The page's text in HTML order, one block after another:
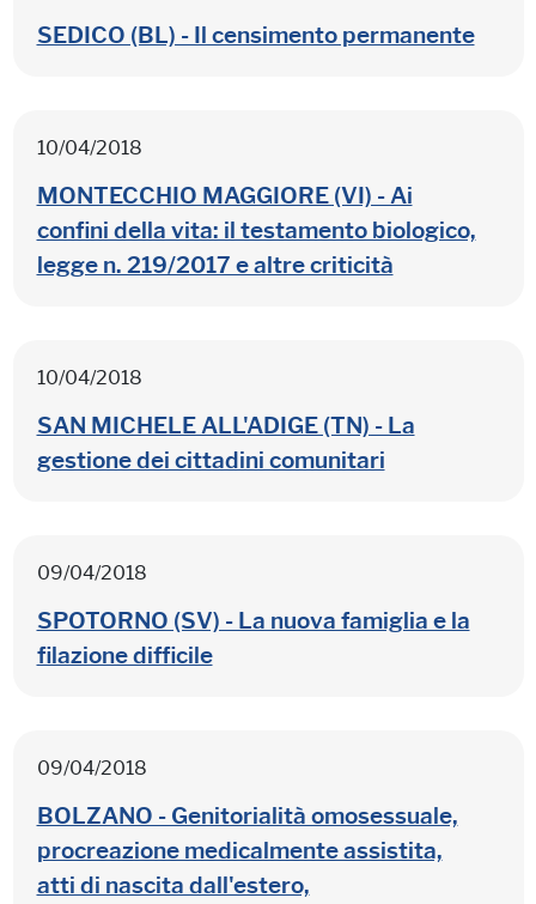
SEDICO (BL) - Il censimento permanente
10/04/2018
MONTECCHIO MAGGIORE (VI) - Ai
confini della vita: il testamento biologico,
legge n. 219/2017 e altre criticità
10/04/2018
SAN MICHELE ALL'ADIGE (TN) - La
gestione dei cittadini comunitari
09/04/2018
SPOTORNO (SV) - La nuova famiglia e la
filazione difficile
09/04/2018
BOLZANO - Genitorialità omosessuale,
procreazione medicalmente assistita,
atti di nascita dall'estero,